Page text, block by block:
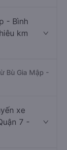
- Bình
km
Bù Gia Mập -
xe
7 -